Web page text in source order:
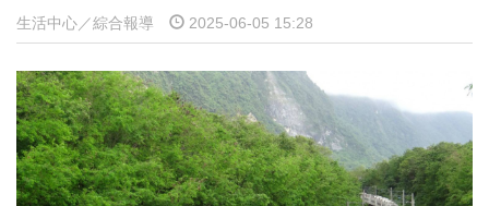
生活中心／綜合報導 2025-06-05 15:28